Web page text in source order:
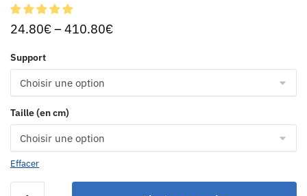
24.80€– 410.80€
Support
Taille (en cm)
Effacer